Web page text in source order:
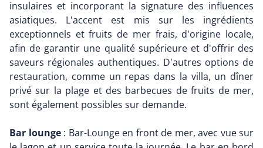
insulaires et incorporant la signature des influences
asiatiques. L'accent est mis sur les ingrédients
exceptionnels et fruits de mer frais, d'origine locale,
afin de garantir une qualité supérieure et d'offrir des
saveurs régionales authentiques. D'autres options de
restauration, comme un repas dans la villa, un dîner
privé sur la plage et des barbecues de fruits de mer,
sont également possibles sur demande.
Bar lounge: Bar-Lounge en front de mer, avec vue sur